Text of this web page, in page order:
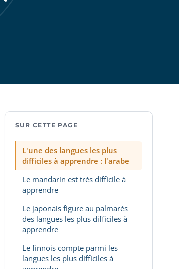
SUR CETTE PAGE
L'une des langues les plus
difficiles à apprendre : l'arabe
Le mandarin est très difficile à
apprendre
Le japonais figure au palmarès
des langues les plus difficiles à
apprendre
Le finnois compte parmi les
langues les plus difficiles à